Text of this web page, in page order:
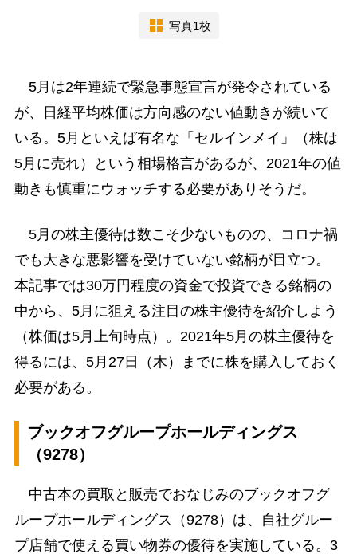
写真1枚
5月は2年連続で緊急事態宣言が発令されている
が、日経平均株価は方向感のない値動きが続いて
いる。5月といえば有名な「セルインメイ」（株は
5月に売れ）という相場格言があるが、2021年の値
動きも慎重にウォッチする必要がありそうだ。
5月の株主優待は数こそ少ないものの、コロナ禍
でも大きな悪影響を受けていない銘柄が目立つ。
本記事では30万円程度の資金で投資できる銘柄の
中から、5月に狙える注目の株主優待を紹介しよう
（株価は5月上旬時点）。2021年5月の株主優待を
得るには、5月27日（木）までに株を購入しておく
必要がある。
ブックオフグループホールディングス
（9278）
中古本の買取と販売でおなじみのブックオフグ
ループホールディングス（9278）は、自社グルー
プ店舗で使える買い物券の優待を実施している。3